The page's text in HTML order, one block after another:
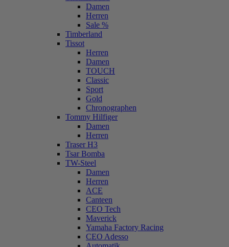
Damen
Herren
Sale %
Timberland
Tissot
Herren
Damen
TOUCH
Classic
Sport
Gold
Chronographen
Tommy Hilfiger
Damen
Herren
Traser H3
Tsar Bomba
TW-Steel
Damen
Herren
ACE
Canteen
CEO Tech
Maverick
Yamaha Factory Racing
CEO Adesso